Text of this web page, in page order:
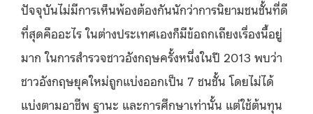
ปัจจุบันไม่มีการเห็นพ้องต้องกันนักว่าการนิยามชนชั้นที่ดี
ที่สุดคืออะไร ในต่างประเทศเองก็มีข้อถกเถียงเรื่องนี้อยู่
มาก ในการสำรวจชาวอังกฤษครั้งหนึ่งในปี 2013 พบว่า
ชาวอังกฤษยุคใหม่ถูกแบ่งออกเป็น 7 ชนชั้น โดยไม่ได้
แบ่งตามอาชีพ ฐานะ และการศึกษาเท่านั้น แต่ใช้ต้นทุน